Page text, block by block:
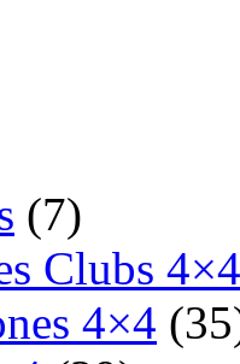
(7)
Clubs 4×4
4×4